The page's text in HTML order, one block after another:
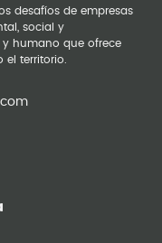
desafíos de empresas
social y
humano que ofrece
territorio.